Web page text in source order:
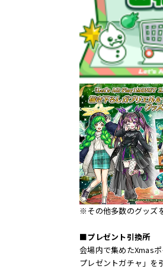
※その他多数のグッズ
■プレゼント引換所
会場内で集めたXmas
プレゼントガチャ」を